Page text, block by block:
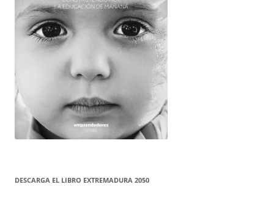
DESCARGA EL LIBRO EXTREMADURA 2050